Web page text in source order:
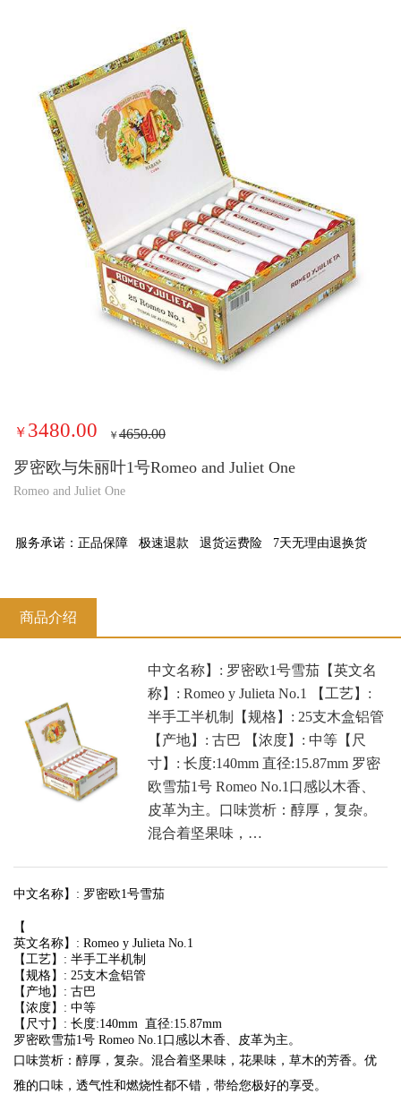
￥ 3480.00 ￥4650.00
罗密欧与朱丽叶1号Romeo and Juliet One
Romeo and Juliet One
服务承诺： 正品保障 极速退款 退货运费险 7天无理由退换货
商品介绍
中文名称】: 罗密欧1号雪茄【英文名
称】: Romeo y Julieta No.1 【工艺】:
半手工半机制【规格】: 25支木盒铝管
【产地】: 古巴 【浓度】: 中等【尺
寸】: 长度:140mm 直径:15.87mm 罗密
欧雪茄1号 Romeo No.1口感以木香、
皮革为主。口味赏析：醇厚，复杂。
混合着坚果味，…
中文名称】: 罗密欧1号雪茄
【
英文名称】: Romeo y Julieta No.1
【工艺】: 半手工半机制
【规格】: 25支木盒铝管
【产地】: 古巴
【浓度】: 中等
【尺寸】: 长度:140mm 直径:15.87mm
罗密欧雪茄1号 Romeo No.1口感以木香、皮革为主。
口味赏析：醇厚，复杂。混合着坚果味，花果味，草木的芳香。优
雅的口味，透气性和燃烧性都不错，带给您极好的享受。